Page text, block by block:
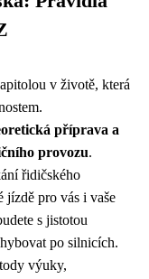
v životě, která
příprava a
provozu.
řidičského
jízdě pro vás i vaše
s jistotou
po silnicích.
výuky,